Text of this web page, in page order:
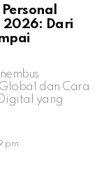
2026: Dari
dan Cara
yang
pm